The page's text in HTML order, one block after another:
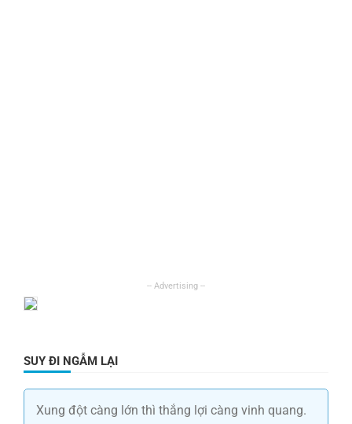
SUY ĐI NGẪM LẠI
Xung đột càng lớn thì thắng lợi càng vinh quang.